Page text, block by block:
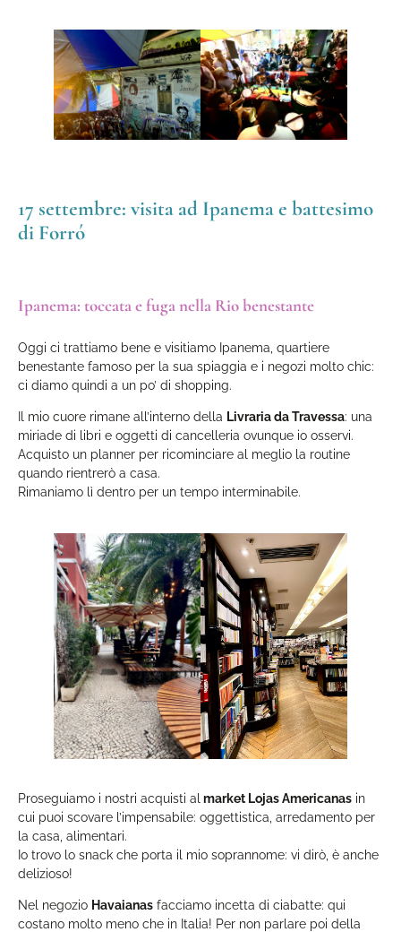
17 settembre: visita ad Ipanema e battesimo
di Forró
Ipanema: toccata e fuga nella Rio benestante
Oggi ci trattiamo bene e visitiamo Ipanema, quartiere
benestante famoso per la sua spiaggia e i negozi molto chic:
ci diamo quindi a un po’ di shopping.
Il mio cuore rimane all’interno della Livraria da Travessa: una
miriade di libri e oggetti di cancelleria ovunque io osservi.
Acquisto un planner per ricominciare al meglio la routine
quando rientrerò a casa.
Rimaniamo lì dentro per un tempo interminabile.
Proseguiamo i nostri acquisti al market Lojas Americanas in
cui puoi scovare l’impensabile: oggettistica, arredamento per
la casa, alimentari.
Io trovo lo snack che porta il mio soprannome: vi dirò, è anche
delizioso!
Nel negozio Havaianas facciamo incetta di ciabatte: qui
costano molto meno che in Italia! Per non parlare poi della